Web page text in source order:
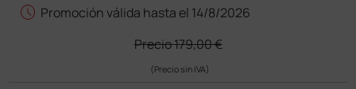
schedule Promoción válida hasta el 14/8/2026
Precio179,00 €
(Precio sin IVA)